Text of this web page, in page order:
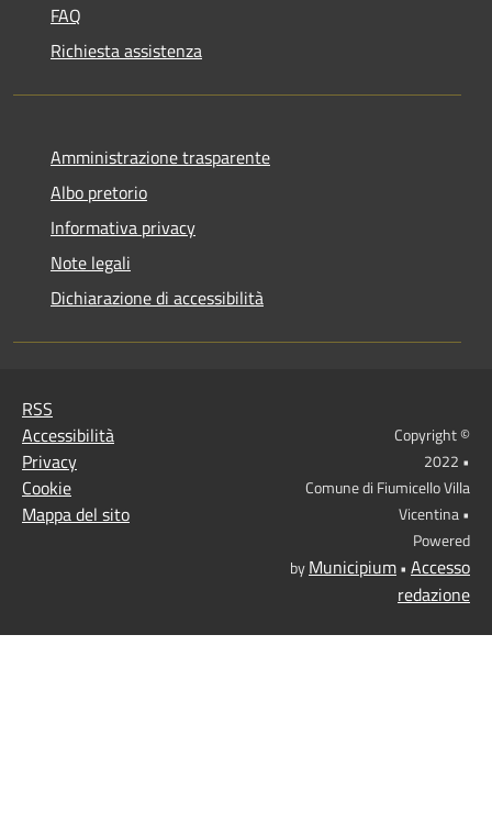
FAQ
Richiesta assistenza
Amministrazione trasparente
Albo pretorio
Informativa privacy
Note legali
Dichiarazione di accessibilità
RSS
Accessibilità
Privacy
Cookie
Mappa del sito
Copyright ©
2022 •
Comune di Fiumicello Villa
Vicentina •
Powered
byMunicipium• Accesso
redazione